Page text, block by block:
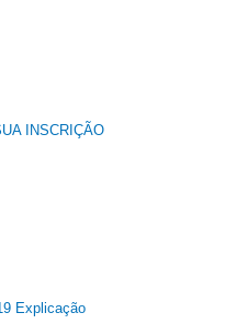
INSCRIÇÃO
Explicação